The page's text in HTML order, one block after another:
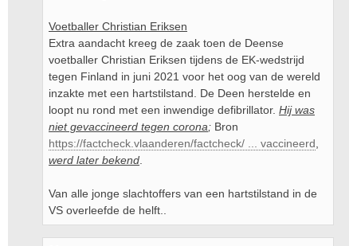
Voetballer Christian Eriksen
Extra aandacht kreeg de zaak toen de Deense
voetballer Christian Eriksen tijdens de EK-wedstrijd
tegen Finland in juni 2021 voor het oog van de wereld
inzakte met een hartstilstand. De Deen herstelde en
loopt nu rond met een inwendige defibrillator. Hij was
niet gevaccineerd tegen corona; Bron
https://factcheck.vlaanderen/factcheck/ ... vaccineerd
werd later bekend
Van alle jonge slachtoffers van een hartstilstand in de
VS overleefde de helft..